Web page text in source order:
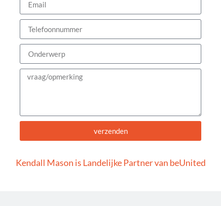
verzenden
Kendall Mason is Landelijke Partner van beUnited